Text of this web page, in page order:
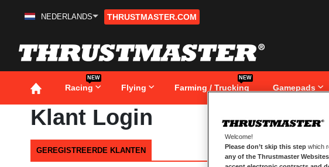
Ga
inhoud
NEDERLANDS THRUSTMASTER.COM
Racing
NEW
Flying Farming / Trucking
NEW
Gamepads
Klant Login
GEREGISTREERDE KLANTEN
Welcome!
Please don’t skip this step which
any of the Thrustmaster